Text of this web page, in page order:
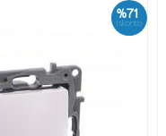
%71
İskonto